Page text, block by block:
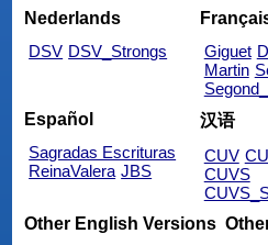
Nederlands
DSV DSV_Strongs
Giguet
Martin
Español
Sagradas Escrituras
ReinaValera JBS
汉语
CUV
CUVS
Other English Versions